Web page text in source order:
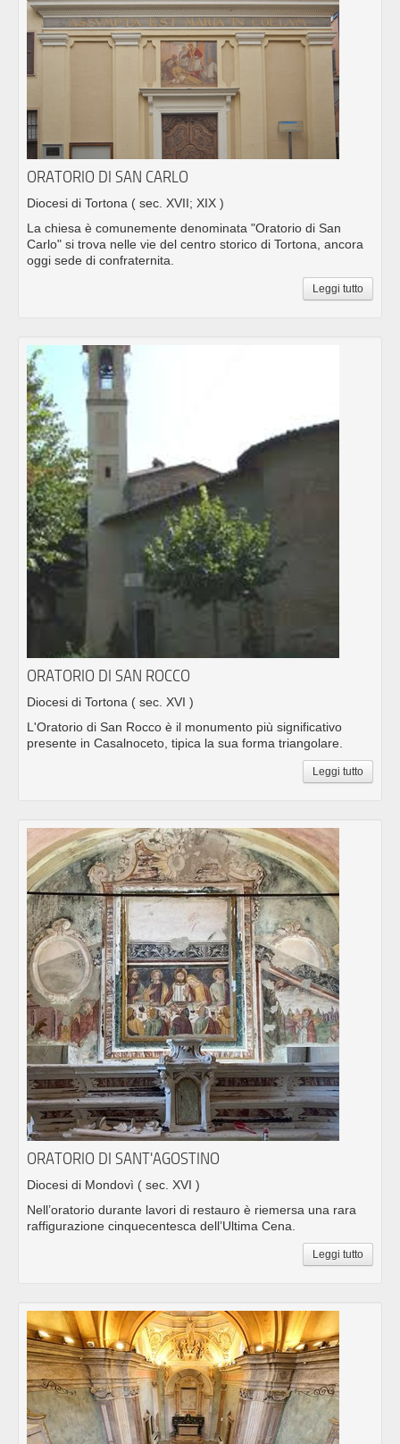
ORATORIO DI SAN CARLO
Diocesi di Tortona ( sec. XVII; XIX )
La chiesa è comunemente denominata "Oratorio di San
Carlo" si trova nelle vie del centro storico di Tortona, ancora
oggi sede di confraternita.
Leggi tutto
ORATORIO DI SAN ROCCO
Diocesi di Tortona ( sec. XVI )
L'Oratorio di San Rocco è il monumento più significativo
presente in Casalnoceto, tipica la sua forma triangolare.
Leggi tutto
ORATORIO DI SANT'AGOSTINO
Diocesi di Mondovì ( sec. XVI )
Nell’oratorio durante lavori di restauro è riemersa una rara
raffigurazione cinquecentesca dell’Ultima Cena.
Leggi tutto